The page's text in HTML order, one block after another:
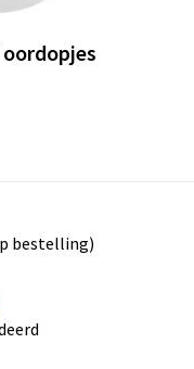
bestelling)